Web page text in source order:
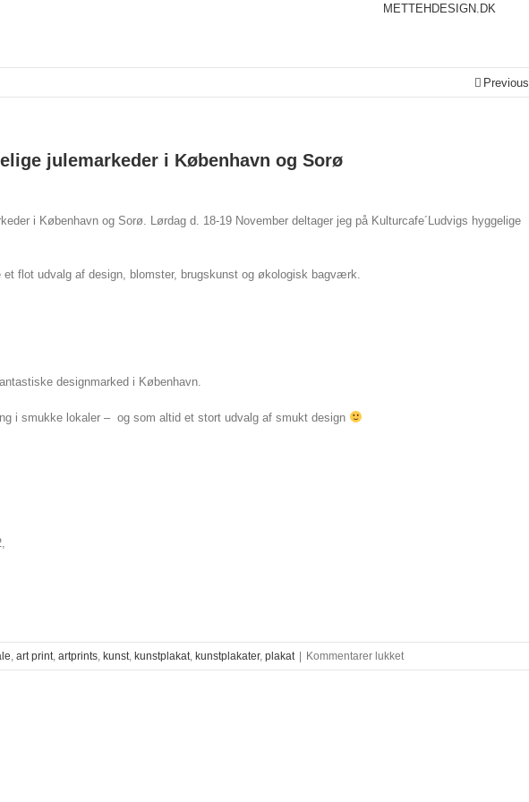
METTEHDESIGN.DK
Previous
julemarkeder i København og Sorø
i København og Sorø. Lørdag d. 18-19 November deltager jeg på Kulturcafe´Ludvigs hyggelige
flot udvalg af design, blomster, brugskunst og økologisk bagværk.
designmarked i København.
i smukke lokaler – og som altid et stort udvalg af smukt design
, art print, artprints, kunst, kunstplakat, kunstplakater, plakat Kommentarer lukkettil
Se